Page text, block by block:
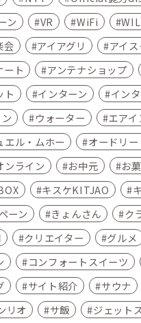
ン VR WiFi
会 アイアグリ アイ
ート アンテナショップ
ト インターン イン
ウォーター エアイ
エル・ムホー オードリ
ンライン お中元 お
キスケKITJAO
ーン きょんさん ク
クリエイター グルメ
コンフォートスイーツ
サイト紹介 サウナ
リオ サ飯 ジェット